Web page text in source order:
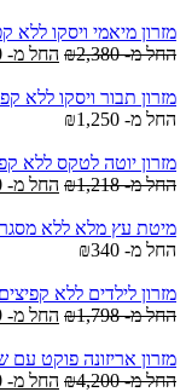
מזרון מיאמי ויסקו ללא
החל מ-
₪2,380 החל מ-
מזרון תבור ויסקו ללא
החל מ-
₪1,250
מזרון יוטה לטקס ללא
החל מ-
₪1,218 החל מ-
מיטת עץ מלא ללא מסגרת
החל מ-
₪340
מזרון לילדים ללא
החל מ-
₪1,798 החל מ-
מזרון אריזונה פוקט עם שכבת
החל מ-
₪4,200 החל מ-